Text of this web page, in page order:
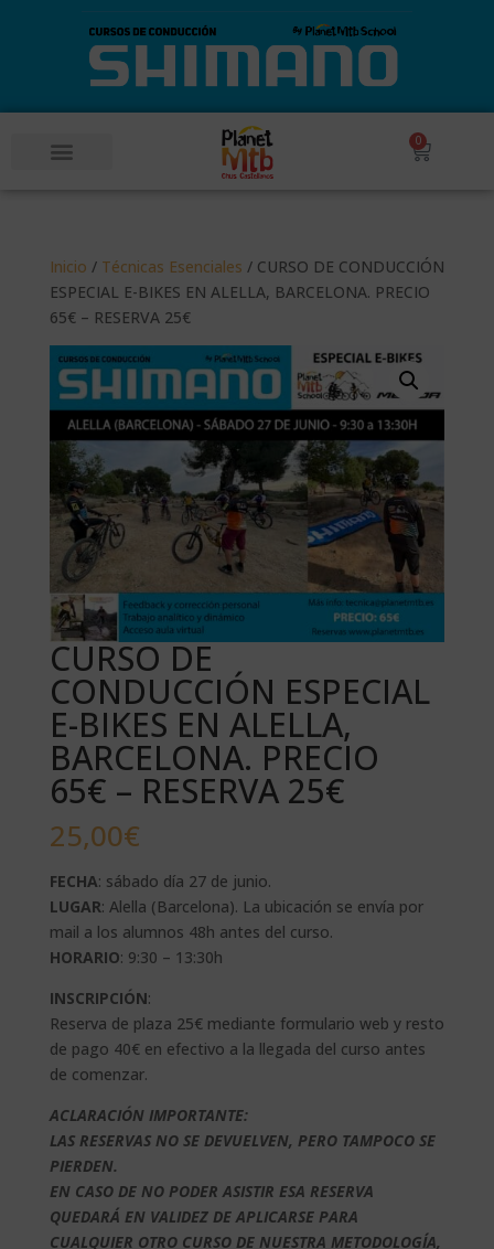
0
Inicio / Técnicas Esenciales / CURSO DE CONDUCCIÓN
ESPECIAL E-BIKES EN ALELLA, BARCELONA. PRECIO
65€ – RESERVA 25€
CURSO DE
CONDUCCIÓN ESPECIAL
E-BIKES EN ALELLA,
BARCELONA. PRECIO
65€ – RESERVA 25€
25,00€
FECHA: sábado día 27 de junio.
LUGAR: Alella (Barcelona). La ubicación se envía por
mail a los alumnos 48h antes del curso.
HORARIO: 9:30 – 13:30h
INSCRIPCIÓN:
Reserva de plaza 25€ mediante formulario web y resto
de pago 40€ en efectivo a la llegada del curso antes
de comenzar.
ACLARACIÓN IMPORTANTE:
LAS RESERVAS NO SE DEVUELVEN, PERO TAMPOCO SE
PIERDEN.
EN CASO DE NO PODER ASISTIR ESA RESERVA
QUEDARÁ EN VALIDEZ DE APLICARSE PARA
CUALQUIER OTRO CURSO DE NUESTRA METODOLOGÍA,